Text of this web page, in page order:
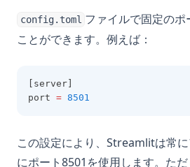
config.toml ファイルで固定の
ことができます。例えば：
[server]
port = 8501
この設定により、Streamlitは常
にポート8501を使用します。た